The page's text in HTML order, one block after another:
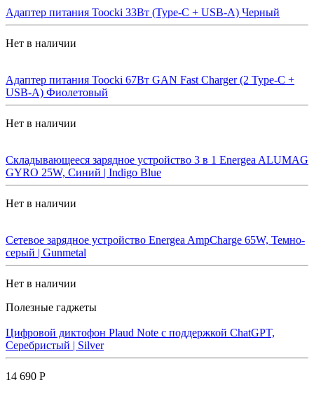
Адаптер питания Toocki 33Вт (Type-C + USB-A) Черный
Нет в наличии
Адаптер питания Toocki 67Вт GAN Fast Charger (2 Type-C +
USB-A) Фиолетовый
Нет в наличии
Складывающееся зарядное устройство 3 в 1 Energea ALUMAG
GYRO 25W, Синий | Indigo Blue
Нет в наличии
Сетевое зарядное устройство Energea AmpCharge 65W, Темно-
серый | Gunmetal
Нет в наличии
Полезные гаджеты
Цифровой диктофон Plaud Note с поддержкой ChatGPT,
Серебристый | Silver
14 690 Р